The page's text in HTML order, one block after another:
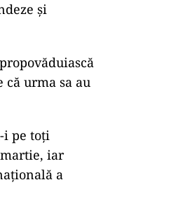
şi
urma sa au
i pe toţi
iar
a